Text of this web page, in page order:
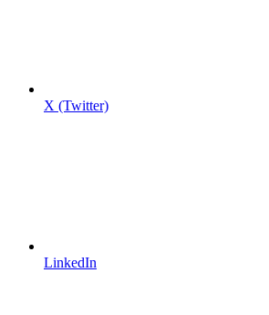
X (Twitter)
LinkedIn